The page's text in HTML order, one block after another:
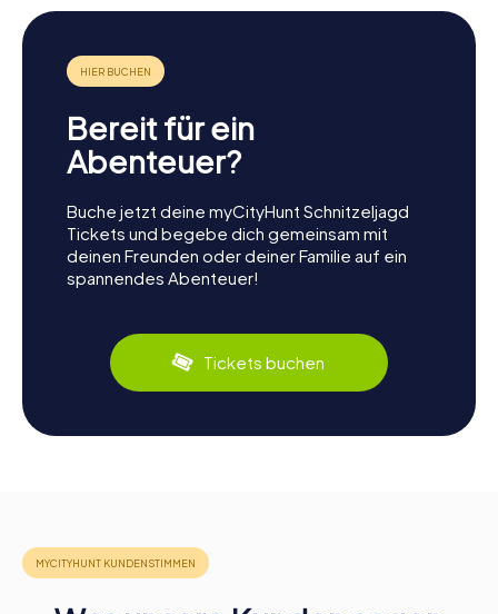
Bereit für ein
Abenteuer?
Buche jetzt deine myCityHunt Schnitzeljagd
Tickets und begebe dich gemeinsam mit
deinen Freunden oder deiner Familie auf ein
spannendes Abenteuer!
Tickets buchen